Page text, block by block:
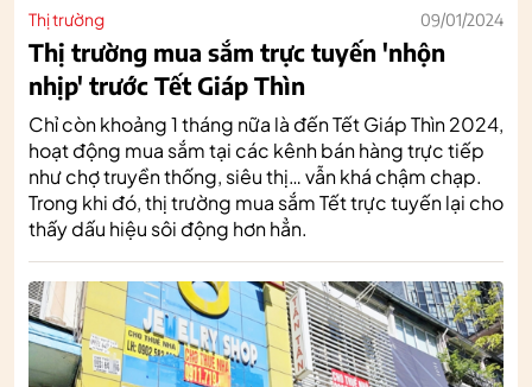
Thị trường 09/01/2024
Thị trường mua sắm trực tuyến 'nhộn
nhịp' trước Tết Giáp Thìn
Chỉ còn khoảng 1 tháng nữa là đến Tết Giáp Thìn 2024,
hoạt động mua sắm tại các kênh bán hàng trực tiếp
như chợ truyền thống, siêu thị… vẫn khá chậm chạp.
Trong khi đó, thị trường mua sắm Tết trực tuyến lại cho
thấy dấu hiệu sôi động hơn hẳn.